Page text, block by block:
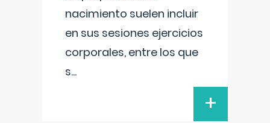
nacimiento suelen incluir
en sus sesiones ejercicios
corporales, entre los que
s...
+